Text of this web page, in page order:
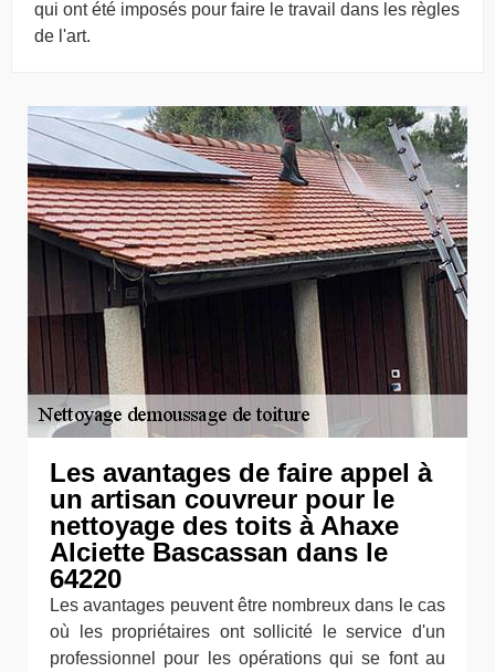
qui ont été imposés pour faire le travail dans les règles
de l'art.
Les avantages de faire appel à
un artisan couvreur pour le
nettoyage des toits à Ahaxe
Alciette Bascassan dans le
64220
Les avantages peuvent être nombreux dans le cas
où les propriétaires ont sollicité le service d'un
professionnel pour les opérations qui se font au